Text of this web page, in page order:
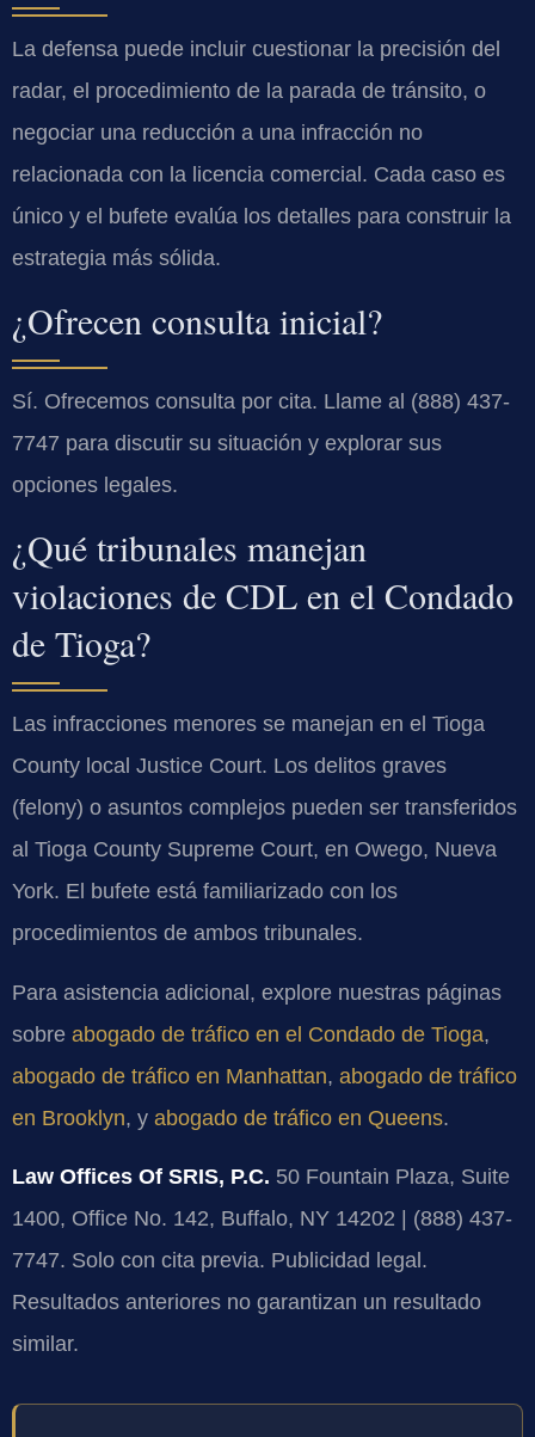
La defensa puede incluir cuestionar la precisión del
radar, el procedimiento de la parada de tránsito, o
negociar una reducción a una infracción no
relacionada con la licencia comercial. Cada caso es
único y el bufete evalúa los detalles para construir la
estrategia más sólida.
¿Ofrecen consulta inicial?
Sí. Ofrecemos consulta por cita. Llame al (888) 437-
7747 para discutir su situación y explorar sus
opciones legales.
¿Qué tribunales manejan
violaciones de CDL en el Condado
de Tioga?
Las infracciones menores se manejan en el Tioga
County local Justice Court. Los delitos graves
(felony) o asuntos complejos pueden ser transferidos
al Tioga County Supreme Court, en Owego, Nueva
York. El bufete está familiarizado con los
procedimientos de ambos tribunales.
Para asistencia adicional, explore nuestras páginas
sobre abogado de tráfico en el Condado de Tioga,
abogado de tráfico en Manhattan, abogado de tráfico
en Brooklyn, y abogado de tráfico en Queens.
Law Offices Of SRIS, P.C. 50 Fountain Plaza, Suite
1400, Office No. 142, Buffalo, NY 14202 | (888) 437-
7747. Solo con cita previa. Publicidad legal.
Resultados anteriores no garantizan un resultado
similar.